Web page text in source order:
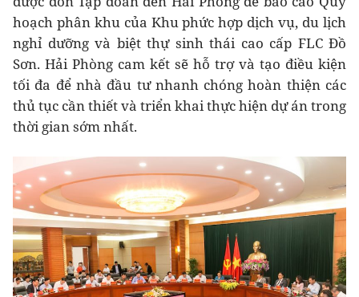
hoạch phân khu của Khu phức hợp dịch vụ, du lịch
nghỉ dưỡng và biệt thự sinh thái cao cấp FLC Đồ
Sơn. Hải Phòng cam kết sẽ hỗ trợ và tạo điều kiện
tối đa để nhà đầu tư nhanh chóng hoàn thiện các
thủ tục cần thiết và triển khai thực hiện dự án trong
thời gian sớm nhất.